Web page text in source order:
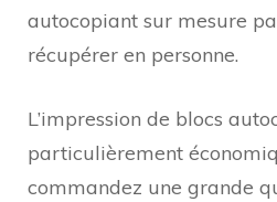
autocopiant sur mesure
récupérer en personne.
L’impression de blocs
particulièrement
commandez une grande